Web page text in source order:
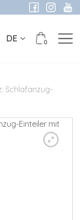
0
DE
Schlafanzug-